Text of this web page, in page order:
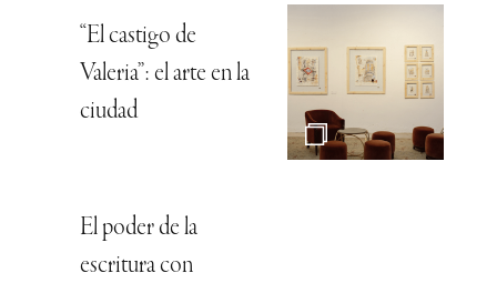
“El castigo de
Valeria”: el arte en la
ciudad
El poder de la
escritura con